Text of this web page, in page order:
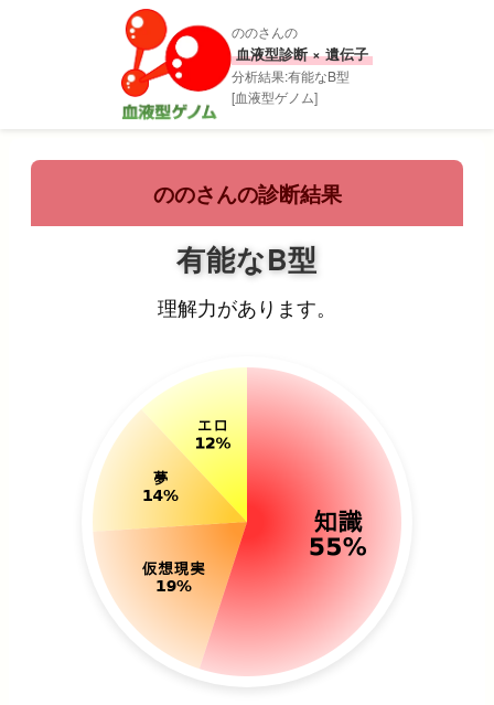
ののさんの
血液型診断 × 遺伝子
分析結果:有能なB型
[血液型ゲノム]
ののさんの診断結果
有能なB型
理解力があります。